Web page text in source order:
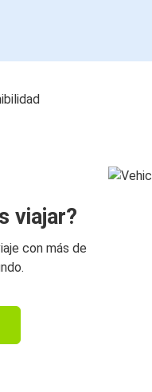
viajar?
con más de